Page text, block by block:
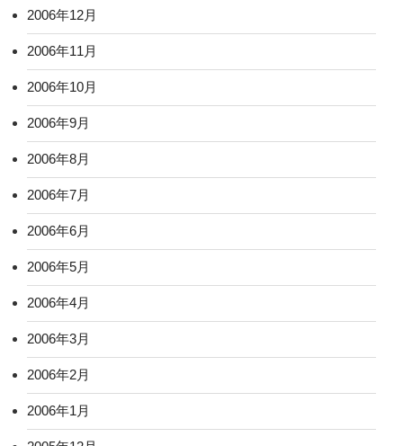
2006年12月
2006年11月
2006年10月
2006年9月
2006年8月
2006年7月
2006年6月
2006年5月
2006年4月
2006年3月
2006年2月
2006年1月